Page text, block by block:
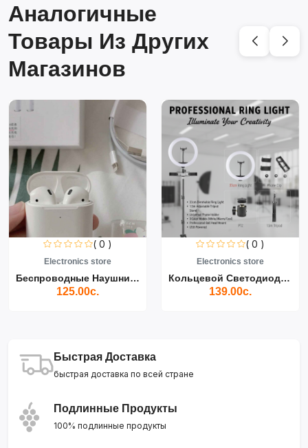
Аналогичные
Товары Из Других
Магазинов
( 0 )
Electronics store
Беспроводные Наушники Air...
125.00с.
( 0 )
Electronics store
Кольцевой Светодиодный Св...
139.00с.
Быстрая Доставка
быстрая доставка по всей стране
Подлинные Продукты
100% подлинные продукты